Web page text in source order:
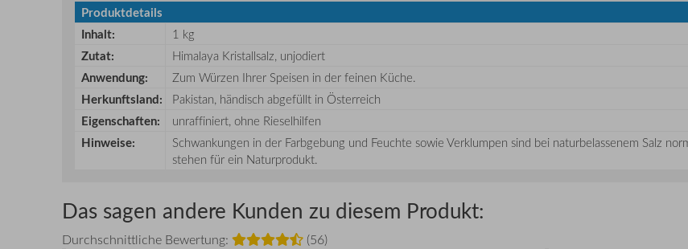
Produktdetails
Inhalt: 1 kg
Zutat: Himalaya Kristallsalz, unjodiert
Anwendung: Zum Würzen Ihrer Speisen in der feinen Küche.
Herkunftsland: Pakistan, händisch abgefüllt in Österreich
Eigenschaften: unraffiniert, ohne Rieselhilfen
Hinweise:
Schwankungen in der Farbgebung und Feuchte sowie Verklumpen sind bei naturbelassenem Salz
stehen für ein Naturprodukt.
Das sagen andere Kunden zu diesem Produkt:
Durchschnittliche Bewertung: (56)